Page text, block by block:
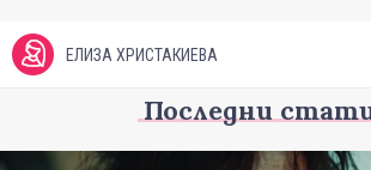
ЕЛИЗА ХРИСТАКИЕВА
Последни